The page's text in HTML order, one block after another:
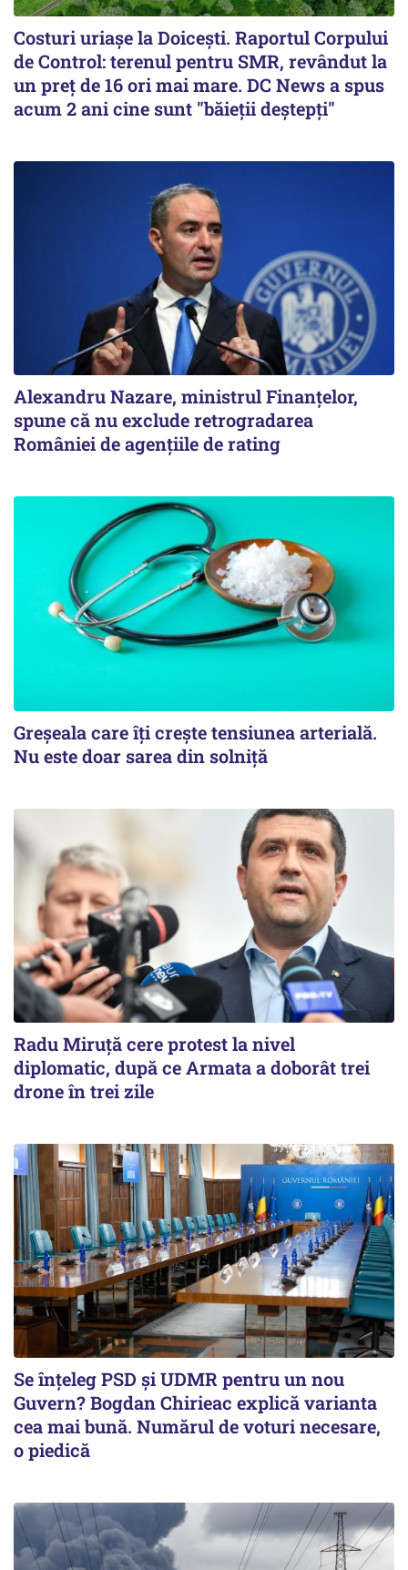
Costuri uriaşe la Doiceşti. Raportul Corpului
de Control: terenul pentru SMR, revândut la
un preţ de 16 ori mai mare. DC News a spus
acum 2 ani cine sunt "băieţii deştepţi"
Alexandru Nazare, ministrul Finanţelor,
spune că nu exclude retrogradarea
României de agenţiile de rating
Greșeala care îți crește tensiunea arterială.
Nu este doar sarea din solniță
Radu Miruţă cere protest la nivel
diplomatic, după ce Armata a doborât trei
drone în trei zile
Se înţeleg PSD şi UDMR pentru un nou
Guvern? Bogdan Chirieac explică varianta
cea mai bună. Numărul de voturi necesare,
o piedică